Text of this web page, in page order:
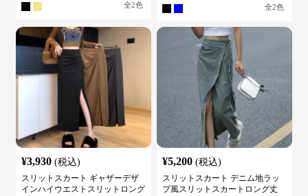
全2色 全2色
¥3,930 (税込)
スリットスカート ギャザーデザ
インハイウエストスリットロング
¥5,200 (税込)
スリットスカート デニム地ラッ
プ風スリットスカートロング丈